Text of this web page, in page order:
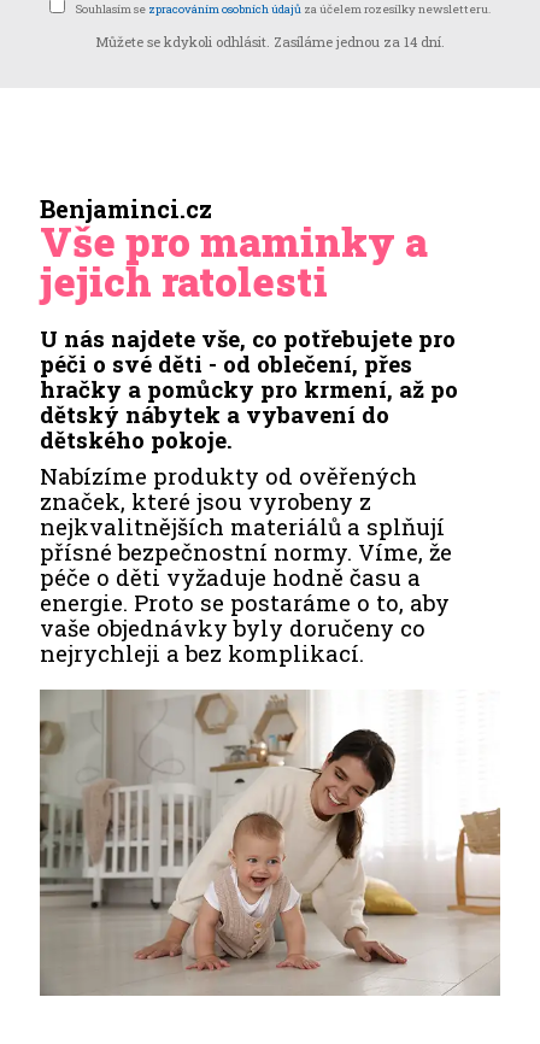
Souhlasím se zpracováním osobních údajů za účelem rozesílky newsletteru.
Můžete se kdykoli odhlásit. Zasíláme jednou za 14 dní.
Benjaminci.cz
Vše pro maminky a
jejich ratolesti
U nás najdete vše, co potřebujete pro
péči o své děti - od oblečení, přes
hračky a pomůcky pro krmení, až po
dětský nábytek a vybavení do
dětského pokoje.
Nabízíme produkty od ověřených
značek, které jsou vyrobeny z
nejkvalitnějších materiálů a splňují
přísné bezpečnostní normy. Víme, že
péče o děti vyžaduje hodně času a
energie. Proto se postaráme o to, aby
vaše objednávky byly doručeny co
nejrychleji a bez komplikací.